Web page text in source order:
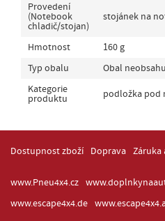
Provedení
(Notebook
chladič/stojan)
stojánek na
Hmotnost
160 g
Typ obalu
Obal
Kategorie
produktu
podložka pod
Dostupnost zboží Doprava Záruka
www.Pneu4x4.cz
www.escape4x4.de